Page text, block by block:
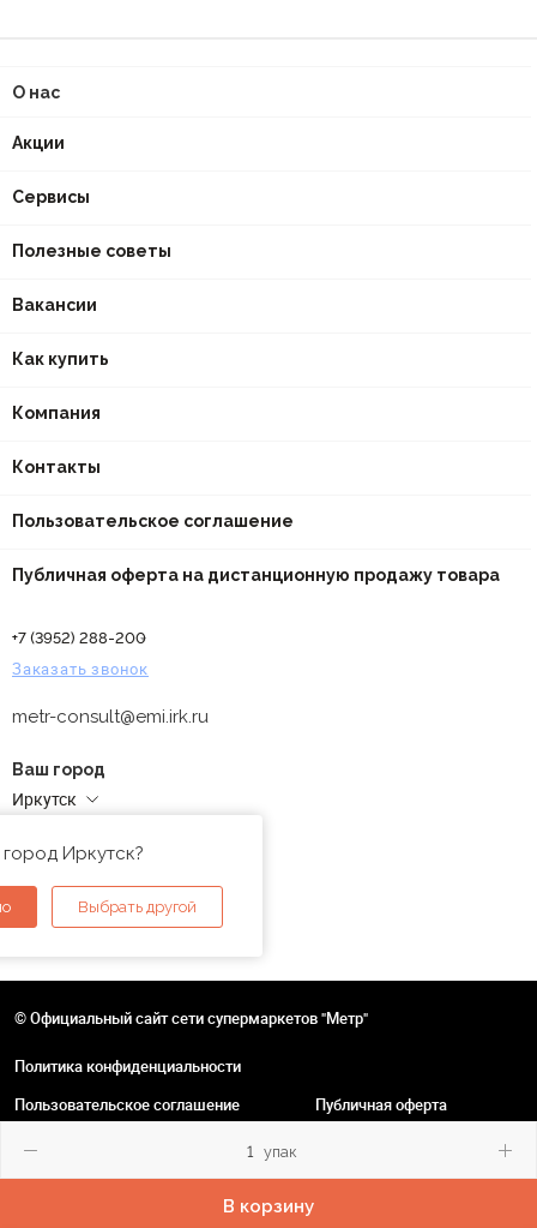
упак
В корзину
О нас
Акции
Сервисы
Полезные советы
Вакансии
Как купить
Компания
Контакты
Пользовательское соглашение
Публичная оферта на дистанционную продажу товара
+7 (3952) 288-200
Заказать звонок
metr-consult@emi.irk.ru
Ваш город
Иркутск
Иркутск?
Выбрать другой
© Официальный сайт сети супермаркетов "Метр"
Политика конфиденциальности
Пользовательское соглашение
Публичная оферта